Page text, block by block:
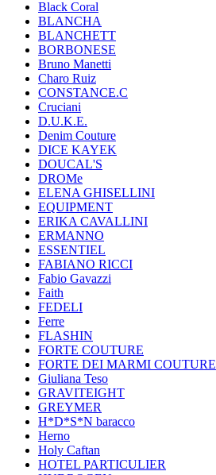
Black Coral
BLANCHA
BLANCHETT
BORBONESE
Bruno Manetti
Charo Ruiz
CONSTANCE.C
Cruciani
D.U.K.E.
Denim Couture
DICE KAYEK
DOUCAL'S
DROMe
ELENA GHISELLINI
EQUIPMENT
ERIKA CAVALLINI
ERMANNO
ESSENTIEL
FABIANO RICCI
Fabio Gavazzi
Faith
FEDELI
Ferre
FLASHIN
FORTE COUTURE
FORTE DEI MARMI COUTURE
Giuliana Teso
GRAVITEIGHT
GREYMER
H*D*S*N baracco
Herno
Holy Caftan
HOTEL PARTICULIER